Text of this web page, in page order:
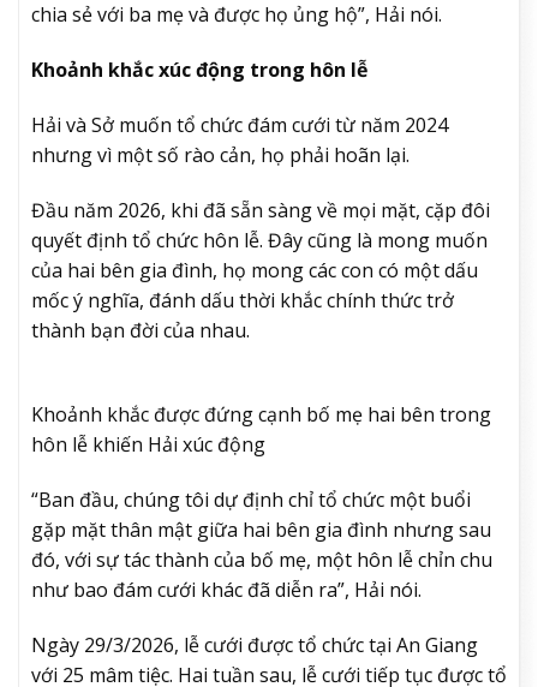
chia sẻ với ba mẹ và được họ ủng hộ”, Hải nói.
Khoảnh khắc xúc động trong hôn lễ
Hải và Sở muốn tổ chức đám cưới từ năm 2024
nhưng vì một số rào cản, họ phải hoãn lại.
Đầu năm 2026, khi đã sẵn sàng về mọi mặt, cặp đôi
quyết định tổ chức hôn lễ. Đây cũng là mong muốn
của hai bên gia đình, họ mong các con có một dấu
mốc ý nghĩa, đánh dấu thời khắc chính thức trở
thành bạn đời của nhau.
Khoảnh khắc được đứng cạnh bố mẹ hai bên trong
hôn lễ khiến Hải xúc động
“Ban đầu, chúng tôi dự định chỉ tổ chức một buổi
gặp mặt thân mật giữa hai bên gia đình nhưng sau
đó, với sự tác thành của bố mẹ, một hôn lễ chỉn chu
như bao đám cưới khác đã diễn ra”, Hải nói.
Ngày 29/3/2026, lễ cưới được tổ chức tại An Giang
với 25 mâm tiệc. Hai tuần sau, lễ cưới tiếp tục được tổ